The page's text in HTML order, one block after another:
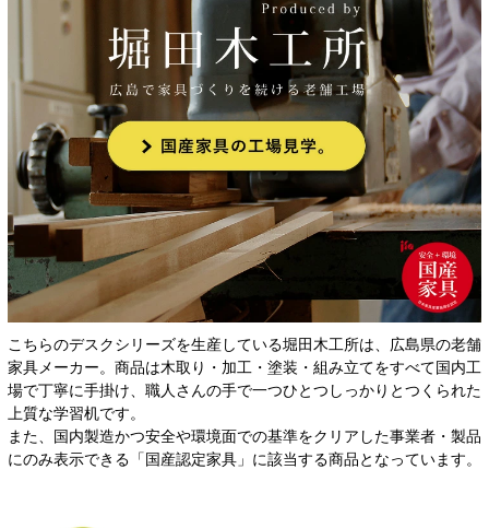
こちらのデスクシリーズを生産している堀田木工所は、広島県の老舗
家具メーカー。商品は木取り・加工・塗装・組み立てをすべて国内工
場で丁寧に手掛け、職人さんの手で一つひとつしっかりとつくられた
上質な学習机です。
また、国内製造かつ安全や環境面での基準をクリアした事業者・製品
にのみ表示できる「国産認定家具」に該当する商品となっています。